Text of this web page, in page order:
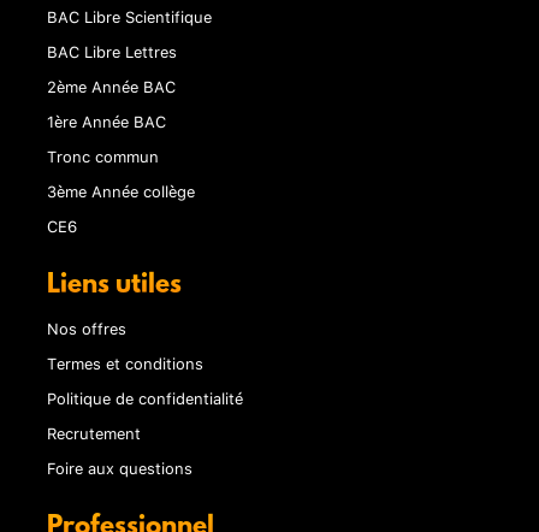
BAC Libre Scientifique
BAC Libre Lettres
2ème Année BAC
1ère Année BAC
Tronc commun
3ème Année collège
CE6
Liens utiles
Nos offres
Termes et conditions
Politique de confidentialité
Recrutement
Foire aux questions